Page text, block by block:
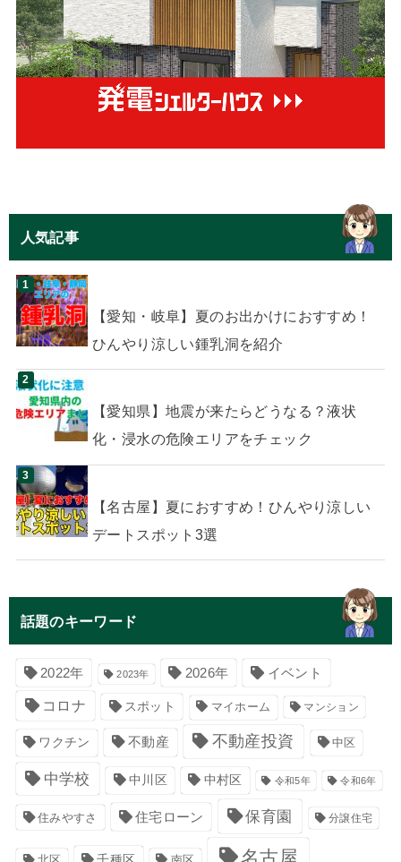
人気記事
【愛知・岐阜】夏のお出かけにおすすめ！
ひんやり涼しい鍾乳洞を紹介
【愛知県】地震が来たらどうなる？液状
化・浸水の危険エリアをチェック
【名古屋】夏におすすめ！ひんやり涼しい
デートスポット3選
話題のキーワード
2022年 2023年 2026年 イベント
コロナ スポット マイホーム マンション
ワクチン 不動産 不動産投資 中区
中学校 中川区 中村区 令和5年 令和6年
住みやすさ 住宅ローン 保育園 分譲住宅
名古屋